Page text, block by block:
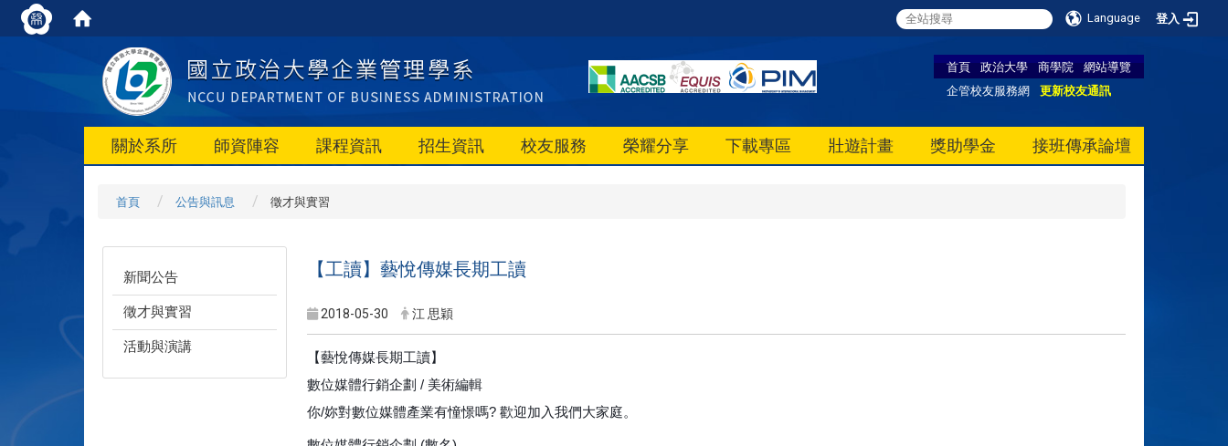
Language 登入
首頁 政治大學 商學院
網站導覽
企管校友服務網
更新校友通訊
關於系所 師資陣容 課程資訊 招生資訊 校友服務 榮耀分享 下載專區 壯遊計畫 獎助學金 接班傳承論壇
首頁 公告與訊息 徵才與實習
新聞公告
徵才與實習
活動與演講
【工讀】藝悅傳媒長期工讀
2018-05-30 江 思穎
【藝悅傳媒長期工讀】
數位媒體行銷企劃 / 美術編輯
你/妳對數位媒體產業有憧憬嗎? 歡迎加入我們大家庭。